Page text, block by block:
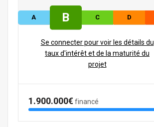
A B C D
Se connecter pour voir les détails du
taux d'intérêt et de la maturité du
projet
1.900.000€financé